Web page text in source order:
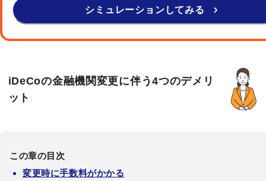
シミュレーションしてみる
iDeCoの金融機関変更に伴う4つのデメリ
ット
この章の目次
変更時に手数料がかかる